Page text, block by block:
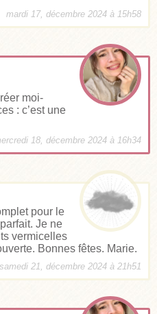
mardi 17, décembre 2024 à 15h58
moi-
: c’est une
18, décembre 2024 à 16h34
pour le
Je ne
vermicelles
Bonnes fêtes. Marie.
samedi 21, décembre 2024 à 21h51